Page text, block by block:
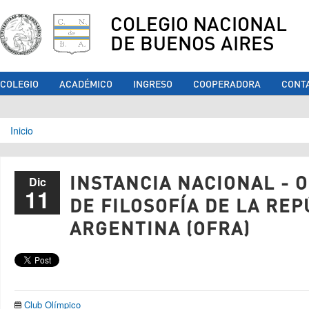
COLEGIO NACIONAL
DE BUENOS AIRES
COLEGIO ACADÉMICO INGRESO COOPERADORA
Se encuentra usted aquí
Inicio
INSTANCIA NACIONAL -
DE FILOSOFÍA DE LA
ARGENTINA (OFRA)
Dic
11
Club Olímpico